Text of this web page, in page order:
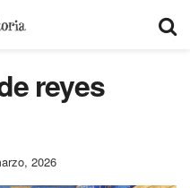
reyes
2026